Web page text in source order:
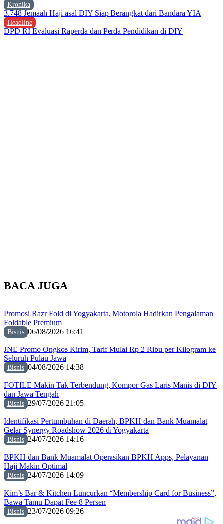
Kronika
3.748 Jemaah Haji asal DIY Siap Berangkat dari Bandara YIA
Headline
DPD RI Evaluasi Raperda dan Perda Pendidikan di DIY
BACA JUGA
Promosi Razr Fold di Yogyakarta, Motorola Hadirkan Pengalaman
Foldable Premium
Bisnis 06/08/2026 16:41
JNE Promo Ongkos Kirim, Tarif Mulai Rp 2 Ribu per Kilogram ke
Seluruh Pulau Jawa
Bisnis 04/08/2026 14:38
FOTILE Makin Tak Terbendung, Kompor Gas Laris Manis di DIY
dan Jawa Tengah
Bisnis 29/07/2026 21:05
Identifikasi Pertumbuhan di Daerah, BPKH dan Bank Muamalat
Gelar Synergy Roadshow 2026 di Yogyakarta
Bisnis 24/07/2026 14:16
BPKH dan Bank Muamalat Operasikan BPKH Apps, Pelayanan
Haji Makin Optimal
Bisnis 24/07/2026 14:09
Kim’s Bar & Kitchen Luncurkan “Membership Card for Business”,
Bawa Tamu Dapat Fee 8 Persen
Bisnis 23/07/2026 09:26